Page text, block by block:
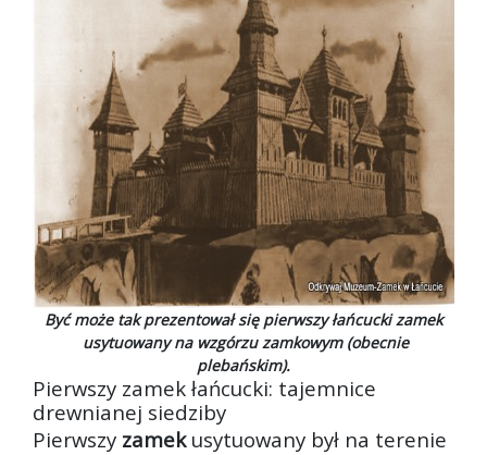
Być może tak prezentował się pierwszy łańcucki zamek
usytuowany na wzgórzu zamkowym (obecnie
plebańskim).
Pierwszy zamek łańcucki: tajemnice
drewnianej siedziby
Pierwszy zamekusytuowany był na terenie